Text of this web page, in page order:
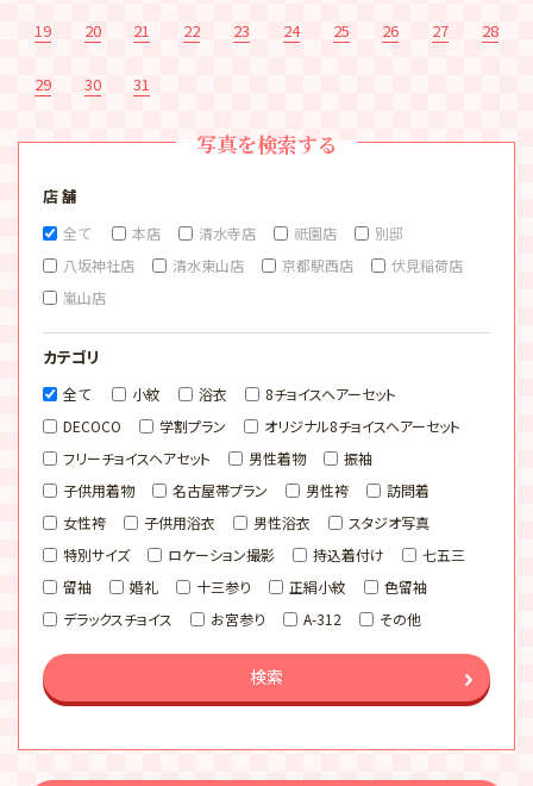
19 20 21 22 23 24 25 26 27 28
29 30 31
写真を検索する
店 舗
全て 本店 清水寺店 祇園店
別邸
八坂神社店
清水東山店 京都駅西店
伏見稲荷店
嵐山店
カテゴリ
全て 小紋 浴衣
8チョイスヘアーセット
DECOCO
学割プラン
オリジナル8チョイスヘアーセット
フリーチョイスヘアセット
男性着物
振袖
子供用着物
名古屋帯プラン 男性袴
訪問着
女性袴
子供用浴衣 男性浴衣
スタジオ写真
特別サイズ
ロケーション撮影 持込着付け
七五三
留袖
婚礼 十三参り 正絹小紋
色留袖
デラックスチョイス
お宮参り A-312 その他
検索